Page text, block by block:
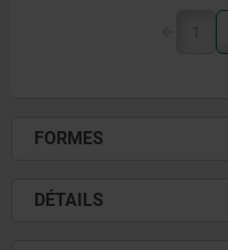
1
FORMES
DÉTAILS